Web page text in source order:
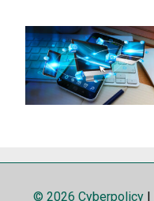
© 2026 Cyberpolicy |